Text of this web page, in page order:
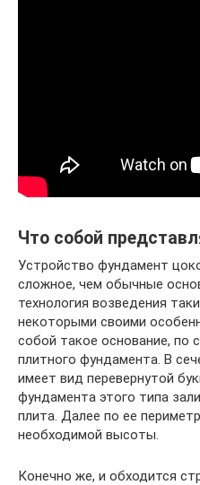
Что собой
Устройство фундамент
сложное, чем обычные
технология возведения
некоторыми своими
собой такое основание, по
плитного фундамента. В
имеет вид перевернутой
фундамента этого типа
плита. Далее по ее
необходимой высоты.
Конечно же, и обходится